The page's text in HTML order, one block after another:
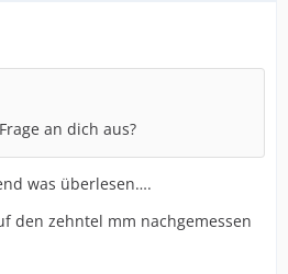
an dich aus?
was überlesen….
den zehntel mm nachgemessen